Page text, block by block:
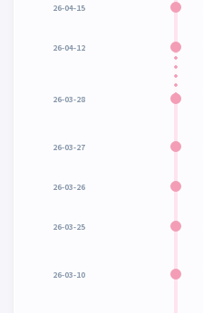
26-04-15
26-04-12
26-03-28
26-03-27
26-03-26
26-03-25
26-03-10